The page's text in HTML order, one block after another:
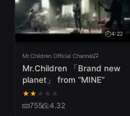
4:22
Mr.Children Official Channel
Mr.Children 「Brand new
planet」 from “MINE”
★★ ★ ★ ★
755 4.32